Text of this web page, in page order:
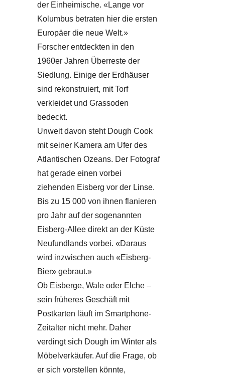
der Einheimische. «Lange vor
Kolumbus betraten hier die ersten
Europäer die neue Welt.»
Forscher entdeckten in den
1960er Jahren Überreste der
Siedlung. Einige der Erdhäuser
sind rekonstruiert, mit Torf
verkleidet und Grassoden
bedeckt.
Unweit davon steht Dough Cook
mit seiner Kamera am Ufer des
Atlantischen Ozeans. Der Fotograf
hat gerade einen vorbei
ziehenden Eisberg vor der Linse.
Bis zu 15 000 von ihnen flanieren
pro Jahr auf der sogenannten
Eisberg-Allee direkt an der Küste
Neufundlands vorbei. «Daraus
wird inzwischen auch «Eisberg-
Bier» gebraut.»
Ob Eisberge, Wale oder Elche –
sein früheres Geschäft mit
Postkarten läuft im Smartphone-
Zeitalter nicht mehr. Daher
verdingt sich Dough im Winter als
Möbelverkäufer. Auf die Frage, ob
er sich vorstellen könnte,